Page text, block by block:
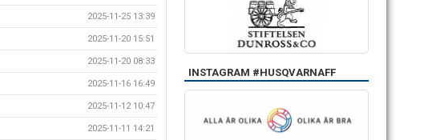
2025-11-25 13:39
2025-11-20 15:51
2025-11-20 08:33
2025-11-16 16:49
2025-11-12 10:47
2025-11-11 14:21
INSTAGRAM #HUSQVARNAFF